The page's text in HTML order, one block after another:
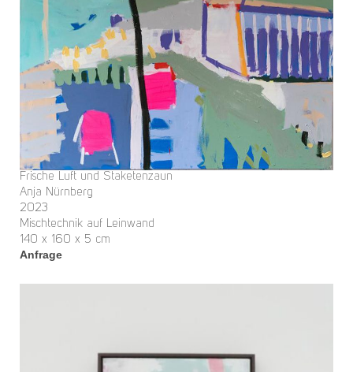
Frische Luft und Staketenzaun
Anja Nürnberg
2023
Mischtechnik auf Leinwand
140 x 160 x 5 cm
Anfrage